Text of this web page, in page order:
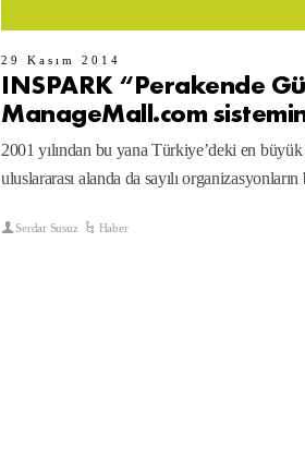
29 Kasım 2014
INSPARK “Perakende
ManageMall.com
2001 yılından bu yana Türkiye’deki en
uluslararası alanda da sayılı
Serdar Susuz Haber